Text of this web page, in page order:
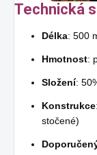
Technická
Délka: 500
Hmotnost:
Složení:
Konstrukce
stočené)